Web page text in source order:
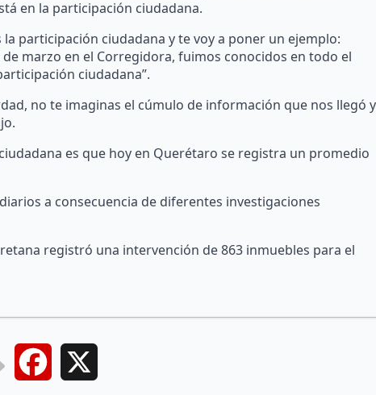
en la participación ciudadana.
participación ciudadana y te voy a poner un ejemplo:
marzo en el Corregidora, fuimos conocidos en todo el
ciudadana”.
no te imaginas el cúmulo de información que nos llegó y
es que hoy en Querétaro se registra un promedio
a consecuencia de diferentes investigaciones
registró una intervención de 863 inmuebles para el
Facebook